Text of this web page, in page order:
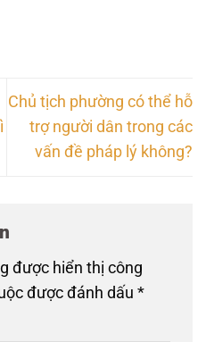
Chủ tịch phường có thể hỗ
trợ người dân trong các
vấn đề pháp lý không?
được hiển thị công
được đánh dấu *